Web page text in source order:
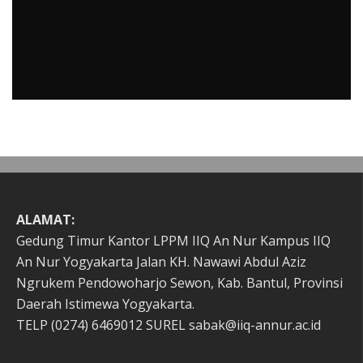
Mujib Romadhon Esai 6 Januari 2019
ALAMAT:
Gedung Timur Kantor LPPM IIQ An Nur Kampus IIQ
An Nur Yogyakarta Jalan KH. Nawawi Abdul Aziz
Ngrukem Pendowoharjo Sewon, Kab. Bantul, Provinsi
Daerah Istimewa Yogyakarta.
TELP (0274) 6469012 SUREL sabak@iiq-annur.ac.id